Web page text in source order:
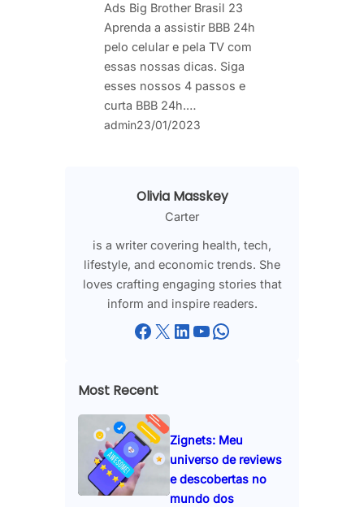
Ads Big Brother Brasil 23
Aprenda a assistir BBB 24h
pelo celular e pela TV com
essas nossas dicas. Siga
esses nossos 4 passos e
curta BBB 24h.…
admin23/01/2023
Olivia Masskey
Carter
is a writer covering health, tech,
lifestyle, and economic trends. She
loves crafting engaging stories that
inform and inspire readers.
Facebook X LinkedIn YouTube WhatsApp
Most Recent
Zignets: Meu
universo de reviews
e descobertas no
mundo dos